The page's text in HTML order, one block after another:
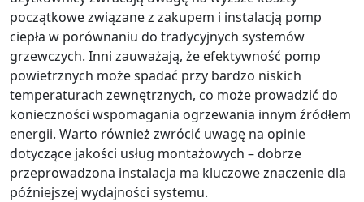
początkowe związane z zakupem i instalacją pomp
ciepła w porównaniu do tradycyjnych systemów
grzewczych. Inni zauważają, że efektywność pomp
powietrznych może spadać przy bardzo niskich
temperaturach zewnętrznych, co może prowadzić do
konieczności wspomagania ogrzewania innym źródłem
energii. Warto również zwrócić uwagę na opinie
dotyczące jakości usług montażowych – dobrze
przeprowadzona instalacja ma kluczowe znaczenie dla
późniejszej wydajności systemu.